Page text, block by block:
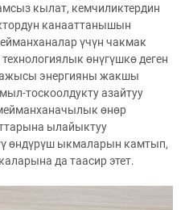
кылат, кемчиликтердин
канааттанышын
үчүн чакмак
өнүгүшкө деген
энергияны жакшы
тоскоолдукту азайтуу
өнөр
ылайыктуу
өндүрүш ыкмаларын камтып,
да таасир этет.